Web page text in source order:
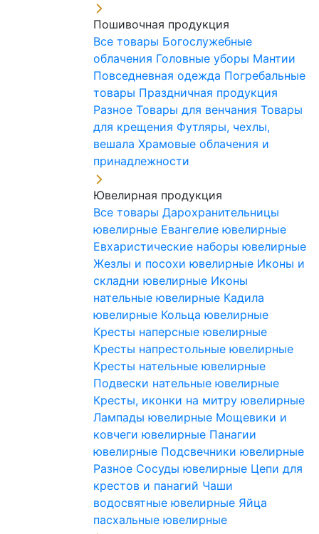
Пошивочная продукция
Все товары Богослужебные
облачения Головные уборы Мантии
Повседневная одежда Погребальные
товары Праздничная продукция
Разное Товары для венчания Товары
для крещения Футляры, чехлы,
вешала Храмовые облачения и
принадлежности
Ювелирная продукция
Все товары Дарохранительницы
ювелирные Евангелие ювелирные
Евхаристические наборы ювелирные
Жезлы и посохи ювелирные Иконы и
складни ювелирные Иконы
нательные ювелирные Кадила
ювелирные Кольца ювелирные
Кресты наперсные ювелирные
Кресты напрестольные ювелирные
Кресты нательные ювелирные
Подвески нательные ювелирные
Кресты, иконки на митру ювелирные
Лампады ювелирные Мощевики и
ковчеги ювелирные Панагии
ювелирные Подсвечники ювелирные
Разное Сосуды ювелирные Цепи для
крестов и панагий Чаши
водосвятные ювелирные Яйца
пасхальные ювелирные